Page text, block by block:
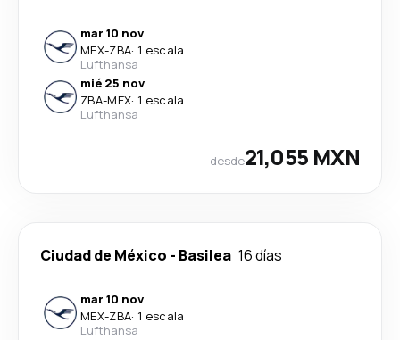
mar 10 nov
MEX-ZBA· 1 escala
Lufthansa
mié 25 nov
ZBA-MEX· 1 escala
Lufthansa
desde21,055 MXN
Ciudad de México - Basilea 16 días
mar 10 nov
MEX-ZBA· 1 escala
Lufthansa